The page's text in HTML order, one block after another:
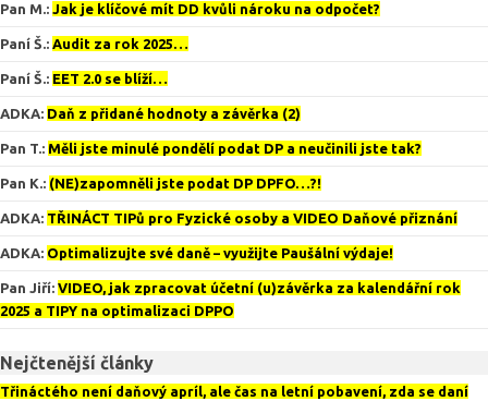
Pan M.: Jak je klíčové mít DD kvůli nároku na odpočet?
Paní Š.: Audit za rok 2025…
Paní Š.: EET 2.0 se blíží…
ADKA: Daň z přidané hodnoty a závěrka (2)
Pan T.: Měli jste minulé pondělí podat DP a neučinili jste tak?
Pan K.: (NE)zapomněli jste podat DP DPFO…?!
ADKA: TŘINÁCT TIPů pro Fyzické osoby a VIDEO Daňové přiznání
ADKA: Optimalizujte své daně – využijte Paušální výdaje!
Pan Jiří: VIDEO, jak zpracovat účetní (u)závěrka za kalendářní rok
2025 a TIPY na optimalizaci DPPO
Nejčtenější články
Třináctého není daňový apríl, ale čas na letní pobavení, zda se daní